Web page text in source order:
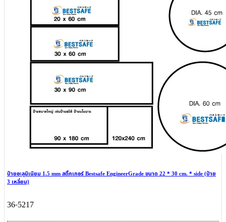
ป้ายอะลูมิเนียม 1.5 mm สติ๊กเกอร์ Bestsafe EngineerGrade ขนาด 22 * 30 cm. * side (ป้าย
3 เหลี่ยม)
36-5217